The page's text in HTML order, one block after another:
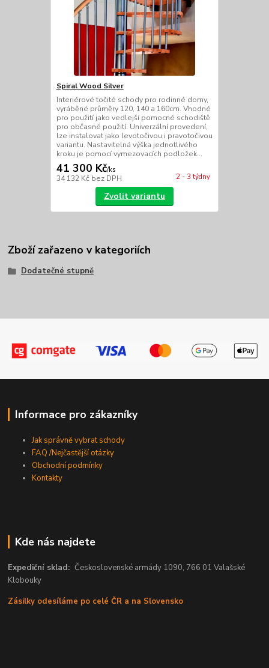
Spiral Wood Silver
Interiérové točité schody pro rodinné domy,
vyráběné průměry 120, 140 a 160cm. Vhodné
pro použití jako vedlejší pomocné schodiště
pro občasné použití. Univerzální provedení,
lze instalovat jako levotočivou i pravotočivou
variantu. Nastavitelná výška jednotlivého
kroku je pomocí vymezovacích podložek...
41 300 Kč/ks
34 132 Kč bez DPH 2 - 3 týdny
Zvolit variantu
Zboží zařazeno v kategoriích
Dodatečné stupně
Informace pro zákazníky
Jak správně vybrat schody
FAQ /Nejčastější otázky
Obchodní podmínky
Kontakty
Kde nás najdete
Expediční sklad:Československé armády 1090, 766 01 Valašské
Klobouky
Zásilky odesíláme po celé ČR a na Slovensko